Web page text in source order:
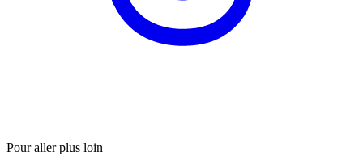
Pour aller plus loin